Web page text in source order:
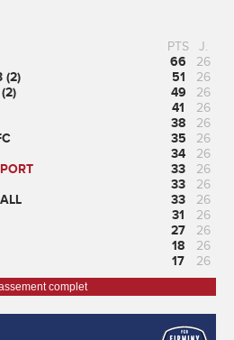
PTS
J.
66
26
(2) 51
26
49
26
41
26
38
26
35
26
34
26
33
26
33
26
33
26
31
26
27
26
18
26
17 26
complet